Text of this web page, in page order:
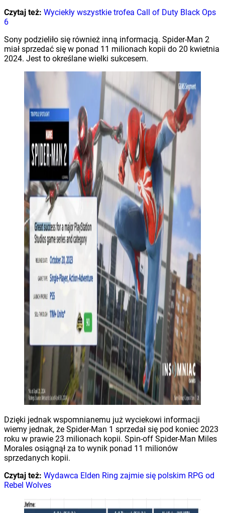
Czytaj też: Wyciekły wszystkie trofea Call of Duty Black Ops
6
Sony podzieliło się również inną informacją. Spider-Man 2
miał sprzedać się w ponad 11 milionach kopii do 20 kwietnia
2024. Jest to określane wielki sukcesem.
Dzięki jednak wspomnianemu już wyciekowi informacji
wiemy jednak, że Spider-Man 1 sprzedał się pod koniec 2023
roku w prawie 23 milionach kopii. Spin-off Spider-Man Miles
Morales osiągnął za to wynik ponad 11 milionów
sprzedanych kopii.
Czytaj też: Wydawca Elden Ring zajmie się polskim RPG od
Rebel Wolves